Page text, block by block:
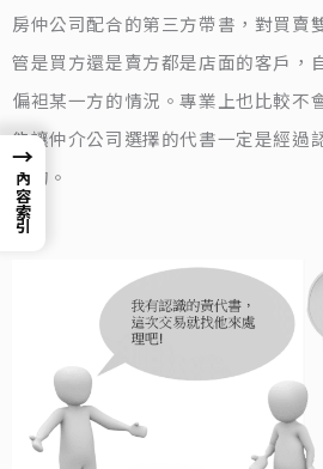
房仲公司配合的第三方帶書，對買賣
管是買方還是賣方都是店面的客戶，
偏袒某一方的情況。專業上也比較不
能讓仲介公司選擇的代書一定是經過
業的。
→
內容索引